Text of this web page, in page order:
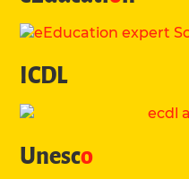
ICDL
Unesco